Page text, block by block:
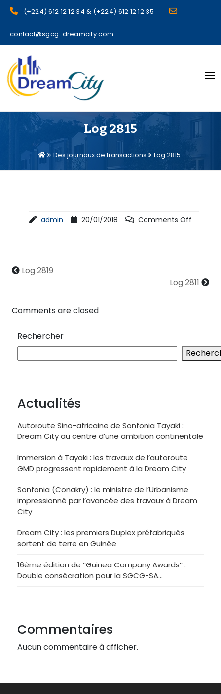
(+224) 612 12 12 34 & (+224) 612 12 12 35
contact@sgcg-dreamcity.com
sgcg dreamcity
Log 2815
Des journaux de transactions Log 2815
admin 20/01/2018 Comments Off
Log 2819
Log 2811
Comments are closed
Rechercher
Actualités
Autoroute Sino-africaine de Sonfonia Tayaki :
Dream City au centre d’une ambition continentale
Immersion à Tayaki : les travaux de l’autoroute
GMD progressent rapidement à la Dream City
Sonfonia (Conakry) : le ministre de l’Urbanisme
impressionné par l’avancée des travaux à Dream
City
Dream City : les premiers Duplex préfabriqués
sortent de terre en Guinée
16ème édition de ‘’Guinea Company Awards’’ :
Double consécration pour la SGCG-SA…
Commentaires
Aucun commentaire à afficher.